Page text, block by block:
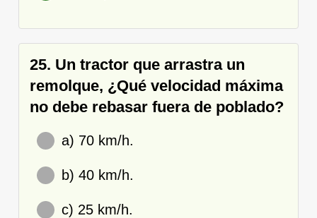
25. Un tractor que arrastra un
remolque, ¿Qué velocidad máxima
no debe rebasar fuera de poblado?
a) 70 km/h.
b) 40 km/h.
c) 25 km/h.